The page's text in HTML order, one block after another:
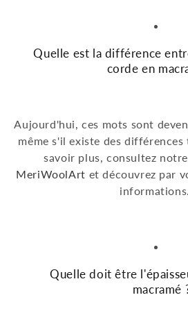
Quelle est la différence
corde en
Aujourd'hui, ces mots sont
même s'il existe des
savoir plus, consultez notre
MeriWoolArt et découvrez par
informations.
Quelle doit être
macramé